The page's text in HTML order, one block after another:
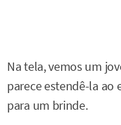
Na tela, vemos um
parece estendê-la ao
para um brinde.